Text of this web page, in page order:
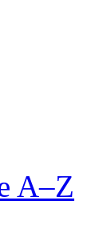
A–Z